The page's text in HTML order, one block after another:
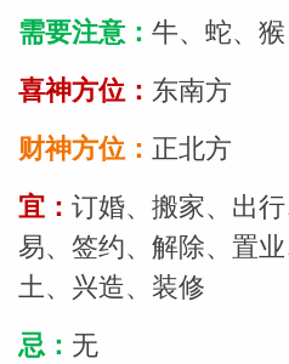
婆星座
需要注意： 牛、蛇、猴
喜神方位： 东南方
财神方位： 正北方
宜： 订婚、搬家、出
易、签约、解除、置
土、兴造、装修
忌： 无